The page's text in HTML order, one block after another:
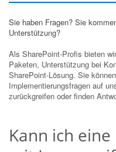
Sie haben Fragen? Sie
Unterstützung?
Als SharePoint-Profis bieten
Paketen, Unterstützung bei
SharePoint-Lösung. Sie
Implementierungsfragen auf
zurückgreifen oder finden
Kann ich